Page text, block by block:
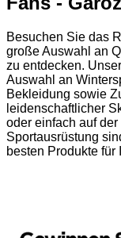
Besuchen Sie das
große Auswahl an
zu entdecken.
Auswahl an
Bekleidung sowie
leidenschaftlicher
oder einfach auf
Sportausrüstung
besten Produkte für